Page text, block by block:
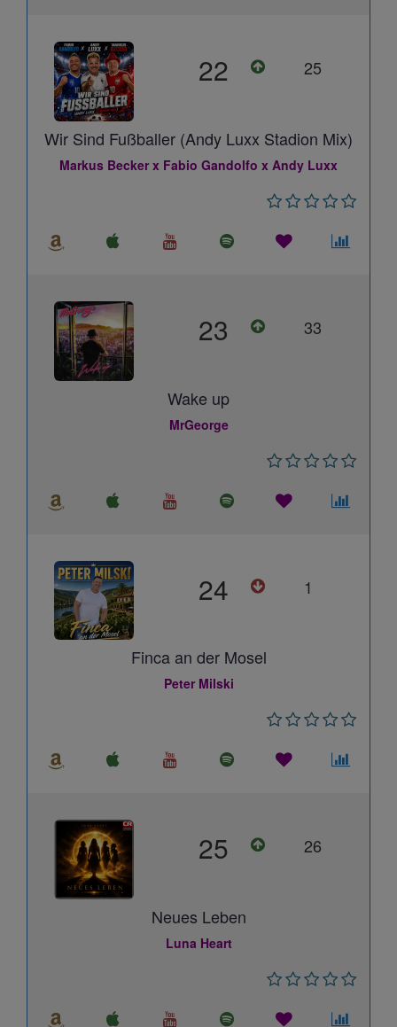
22 25
Wir Sind Fußballer (Andy Luxx Stadion Mix)
Markus Becker x Fabio Gandolfo x Andy Luxx
23 33
Wake up
MrGeorge
24 1
Finca an der Mosel
Peter Milski
25 26
Neues Leben
Luna Heart